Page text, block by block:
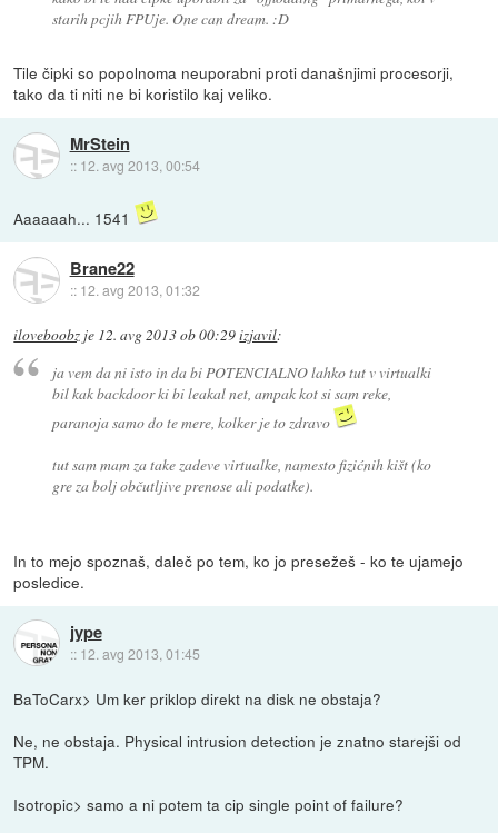
starih pcjih FPUje. One can dream. :D
Tile čipki so popolnoma neuporabni proti današnjimi procesorji,
tako da ti niti ne bi koristilo kaj veliko.
MrStein
:: 12. avg 2013, 00:54
Aaaaaah... 1541
Brane22
:: 12. avg 2013, 01:32
iloveboobz je 12. avg 2013 ob 00:29izjavil:
ja vem da ni isto in da bi POTENCIALNO lahko tut v virtualki
bil kak backdoor ki bi leakal net, ampak kot si sam reke,
paranoja samo do te mere, kolker je to zdravo
tut sam mam za take zadeve virtualke, namesto fizićnih kišt (ko
gre za bolj občutljive prenose ali podatke).
In to mejo spoznaš, daleč po tem, ko jo presežeš - ko te ujamejo
posledice.
jype
:: 12. avg 2013, 01:45
BaToCarx> Um ker priklop direkt na disk ne obstaja?
Ne, ne obstaja. Physical intrusion detection je znatno starejši od
TPM.
Isotropic> samo a ni potem ta cip single point of failure?